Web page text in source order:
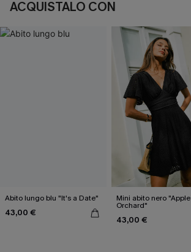
ACQUISTALO CON
Abito lungo blu "It's a Date"
43,00 €
Mini abito nero "Apple
Orchard"
43,00 €